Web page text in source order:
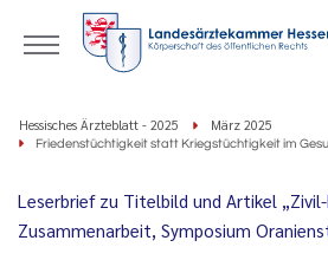
Hessisches Ärzteblatt - 2025 März 2025
Friedenstüchtigkeit statt Kriegstüchtigkeit im
Leserbrief zu Titelbild und Artikel
Zusammenarbeit, Symposium